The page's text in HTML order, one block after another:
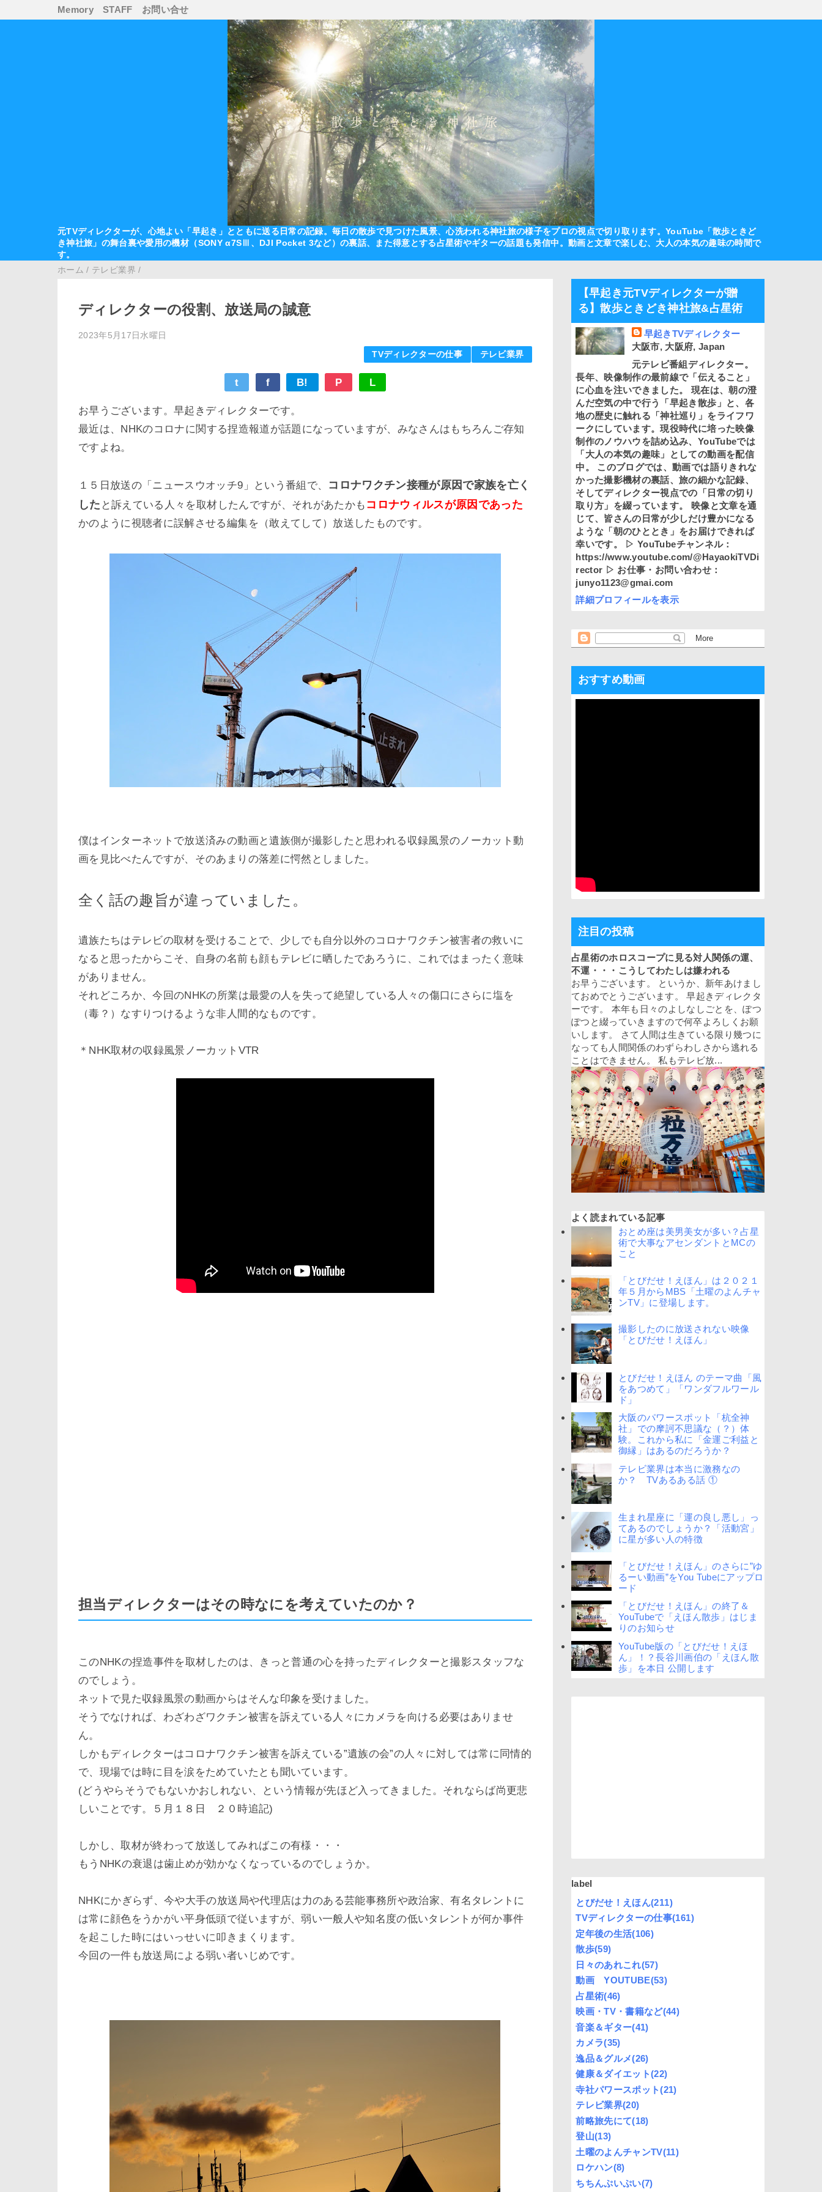
Memory STAFF お問い合せ
元TVディレクターが、心地よい「早起き」とともに送る日常の記録。毎日の散歩で見つけた風景、心洗われる神社旅の様子をプロの視点で切り取ります。YouTube「散歩ときど
き神社旅」の舞台裏や愛用の機材（SONY α7SⅢ、DJI Pocket 3など）の裏話、また得意とする占星術やギターの話題も発信中。動画と文章で楽しむ、大人の本気の趣味の時間で
す。
ホーム / テレビ業界 /
ディレクターの役割、放送局の誠意
2023年5月17日水曜日
TVディレクターの仕事 テレビ業界
t f B! P L
お早うございます。早起きディレクターです。
最近は、 NHKのコロナに関する捏造報道が話題になっていますが、みなさんはもちろんご存知
ですよね。
１５日放送の「ニュースウオッチ9」という番組で、 コロナワクチン接種が原因で家族を亡く
した と訴えている人々を取材したんですが、それがあたかも コロナウィルスが原因であった
かのように視聴者に誤解させる編集を（敢えてして ） 放送したものです。
僕はインターネットで放送済みの動画と遺族側が撮影したと思われる 収録風景のノーカット動
画を見比べたんですが、そのあまりの落差に愕然としました。
全く話の趣旨が違っていました。
遺族たちはテレビの取材を受けることで、少しでも自分以外のコロナワクチン被害者の救いに
なると思ったからこそ、自身の名前も顔もテレビに晒したであろうに、これではまったく意味
がありません。
それどころか、今回のNHKの所業は最愛の人を失って絶望している人々の傷口にさらに塩を
（毒？）なすりつけるような非人間的なものです。
＊NHK取材の収録風景ノーカットVTR
担当ディレクターはその時なにを考えていたのか？
このNHKの捏造事件を取材したのは、きっと普通の心を持ったディレクターと撮影スタッフな
のでしょう。
ネットで見た収録風景の動画からはそんな印象を受けました。
そうでなければ、わざわざワクチン被害を訴えている人々にカメラを向ける必要はありませ
ん。
しかもディレクターはコロナワクチン被害を訴えている”遺族の会”の人々に対しては常に同情的
で、現場では時に目を涙をためていたとも聞いています。
(どうやらそうでもないかおしれない、という情報が先ほど入ってきました。それならば尚更悲
しいことです。５月１８日 ２０時追記)
しかし、取材が終わって放送してみればこの有様・・・
もうNHKの衰退は歯止めが効かなくなっているのでしょうか。
NHKにかぎらず、今や大手の放送局や代理店は力のある芸能事務所や政治家、有名タレントに
は常に顔色をうかがい平身低頭で従いますが、弱い一般人や知名度の低いタレントが何か事件
を起こした時にはいっせいに叩きまくります。
今回の一件も放送局による弱い者いじめです。
【早起き元TVディレクターが贈
る】散歩ときどき神社旅&占星術
早起きTVディレクター
大阪市, 大阪府, Japan
元テレビ番組ディレクター。
長年、映像制作の最前線で「伝えること」
に心血を注いできました。 現在は、朝の澄
んだ空気の中で行う「早起き散歩」と、各
地の歴史に触れる「神社巡り」をライフワ
ークにしています。現役時代に培った映像
制作のノウハウを詰め込み、YouTubeでは
「大人の本気の趣味」としての動画を配信
中。 このブログでは、動画では語りきれな
かった撮影機材の裏話、旅の細かな記録、
そしてディレクター視点での「日常の切り
取り方」を綴っています。 映像と文章を通
じて、皆さんの日常が少しだけ豊かになる
ような「朝のひととき」をお届けできれば
幸いです。 ▷ YouTubeチャンネル：
https://www.youtube.com/@HayaokiTVDi
rector ▷ お仕事・お問い合わせ：
junyo1123@gmai.com
詳細プロフィールを表示
おすすめ動画
注目の投稿
占星術のホロスコープに見る対人関係の運、
不運・・・こうしてわたしは嫌われる
お早うございます。 というか、新年あけまし
ておめでとうございます。 早起きディレクタ
ーです。 本年も日々のよしなしごとを、ぽつ
ぽつと綴っていきますので何卒よろしくお願
いします。 さて人間は生きている限り幾つに
なっても人間関係のわずらわしさから逃れる
ことはできません。 私もテレビ放...
よく読まれている記事
おとめ座は美男美女が多い？占星
術で大事なアセンダントとMCの
こと
「とびだせ！えほん」は２０２１
年５月からMBS「土曜のよんチャ
ンTV」に登場します。
撮影したのに放送されない映像
「とびだせ！えほん」
とびだせ！えほん のテーマ曲「風
をあつめて」「ワンダフルワール
ド」
大阪のパワースポット「杭全神
社」での摩訶不思議な（？）体
験。これから私に「金運ご利益と
御縁」はあるのだろうか？
テレビ業界は本当に激務なの
か？ TVあるある話 ①
生まれ星座に「運の良し悪し」っ
てあるのでしょうか？「活動宮」
に星が多い人の特徴
「とびだせ！えほん」のさらに”ゆ
るーい動画”をYou Tubeにアップロ
ード
「とびだせ！えほん」の終了＆
YouTubeで「えほん散歩」はじま
りのお知らせ
YouTube版の「とびだせ！えほ
ん」！？長谷川画伯の「えほん散
歩」を本日 公開します
label
とびだせ！えほん(211)
TVディレクターの仕事(161)
定年後の生活(106)
散歩(59)
日々のあれこれ(57)
動画 YOUTUBE(53)
占星術(46)
映画・TV・書籍など(44)
音楽＆ギター(41)
カメラ(35)
逸品＆グルメ(26)
健康＆ダイエット(22)
寺社パワースポット(21)
テレビ業界(20)
前略旅先にて(18)
登山(13)
土曜のよんチャンTV(11)
ロケハン(8)
ちちんぷいぷい(7)